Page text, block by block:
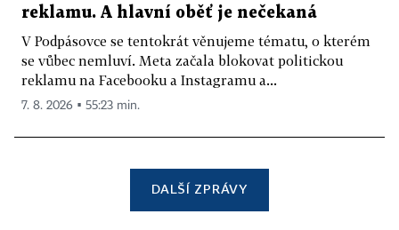
reklamu. A hlavní oběť je nečekaná
V Podpásovce se tentokrát věnujeme tématu, o kterém
se vůbec nemluví. Meta začala blokovat politickou
reklamu na Facebooku a Instagramu a...
7. 8. 2026 ▪ 55:23 min.
DALŠÍ ZPRÁVY